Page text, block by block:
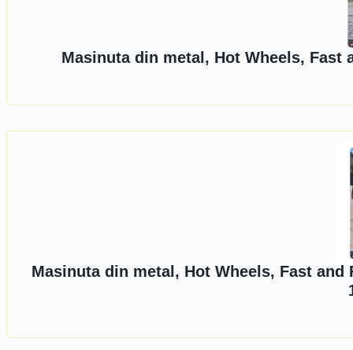
Masinuta din metal, Hot Wheels, Fast
Masinuta din metal, Hot Wheels, Fast